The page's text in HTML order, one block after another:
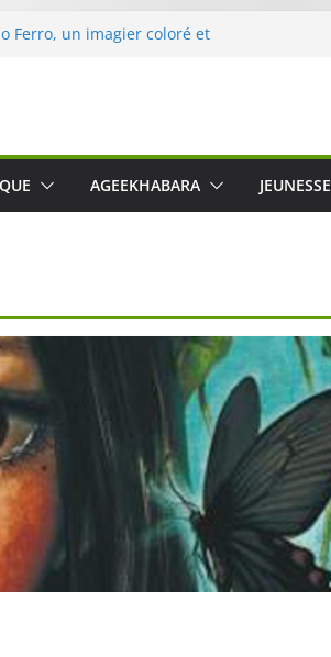
Ferro, un imagier coloré et
expérience intime et engagée à
Water », le film concert
sur Prime Video le 6 octobre
540 Active : un casque audio
AGEEKHABARA JEUNESSE